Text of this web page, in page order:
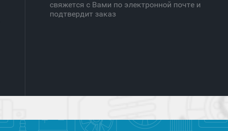
свяжется с Вами по электронной почте и
подтвердит заказ